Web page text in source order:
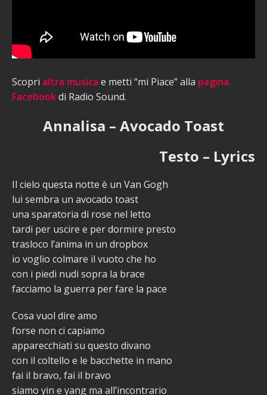
Scopri altra musica e metti “mi Piace” alla pagina
Facebookdi Radio Sound.
Annalisa – Avocado Toast
Testo – Lyrics
Il cielo questa notte è un Van Gogh
lui sembra un avocado toast
una sparatoria di rose nel letto
tardi per uscire e per dormire presto
trasloco l’anima in un dropbox
io voglio colmare il vuoto che ho
con i piedi nudi sopra la brace
facciamo la guerra per fare la pace
Cosa vuol dire amo
forse non ci capiamo
apparecchiati su questo divano
con il coltello e le bacchette in mano
fai il bravo, fai il bravo
siamo yin e yang ma all’incontrario